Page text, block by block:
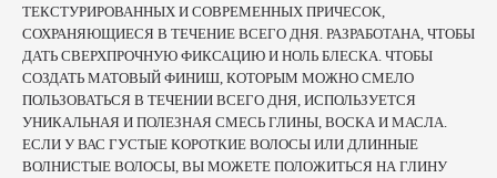
ТЕКСТУРИРОВАННЫХ И СОВРЕМЕННЫХ ПРИЧЕСОК,
СОХРАНЯЮЩИЕСЯ В ТЕЧЕНИЕ ВСЕГО ДНЯ. РАЗРАБОТАНА, ЧТОБЫ
ДАТЬ СВЕРХПРОЧНУЮ ФИКСАЦИЮ И НОЛЬ БЛЕСКА. ЧТОБЫ
СОЗДАТЬ МАТОВЫЙ ФИНИШ, КОТОРЫМ МОЖНО СМЕЛО
ПОЛЬЗОВАТЬСЯ В ТЕЧЕНИИ ВСЕГО ДНЯ, ИСПОЛЬЗУЕТСЯ
УНИКАЛЬНАЯ И ПОЛЕЗНАЯ СМЕСЬ ГЛИНЫ, ВОСКА И МАСЛА.
ЕСЛИ У ВАС ГУСТЫЕ КОРОТКИЕ ВОЛОСЫ ИЛИ ДЛИННЫЕ
ВОЛНИСТЫЕ ВОЛОСЫ, ВЫ МОЖЕТЕ ПОЛОЖИТЬСЯ НА ГЛИНУ